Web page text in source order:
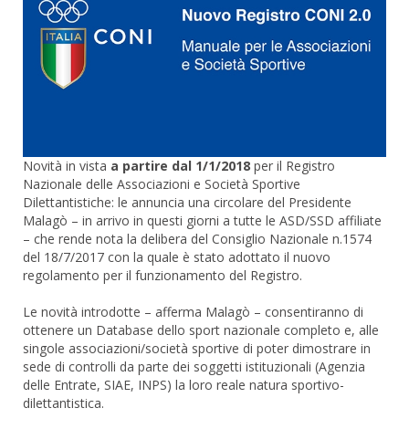
Novità in vista a partire dal 1/1/2018 per il Registro
Nazionale delle Associazioni e Società Sportive
Dilettantistiche: le annuncia una circolare del Presidente
Malagò – in arrivo in questi giorni a tutte le ASD/SSD affiliate
– che rende nota la delibera del Consiglio Nazionale n.1574
del 18/7/2017 con la quale è stato adottato il nuovo
regolamento per il funzionamento del Registro.
Le novità introdotte – afferma Malagò – consentiranno di
ottenere un Database dello sport nazionale completo e, alle
singole associazioni/società sportive di poter dimostrare in
sede di controlli da parte dei soggetti istituzionali (Agenzia
delle Entrate, SIAE, INPS) la loro reale natura sportivo-
dilettantistica.